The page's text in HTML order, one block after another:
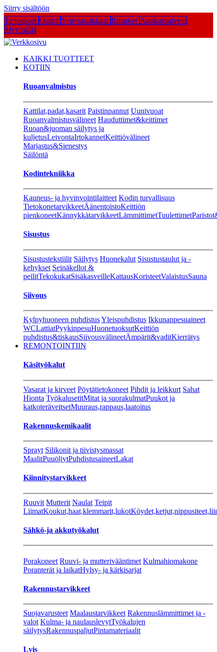
Siirry sisältöön
Tarjoukset Outlet Yritysasiakkaat Rmarket Asiakaspalvelu
Myymälät
KAIKKI TUOTTEET
KOTIIN
Ruoanvalmistus
Kattilat,padat,kasarit Paistinpannut Uunivuoat
Ruoanvalmistusvälineet Hauduttimet&keittimet
Ruoan&juoman säilytys ja
kuljetusLeivontaIrtokannetKeittiövälineet
Marjastus&Sienestys
Säilöntä
Kodintekniikka
Kauneus- ja hyvinvointilaitteet Kodin turvallisuus
TietokonetarvikkeetÄänentoistoKeittiön
pienkoneetKännykkätarvikkeetLämmittimetTuulettimet
Sisustus
Sisustustekstiilit Säilytys Huonekalut Sisustustaulut ja -
kehykset Seinäkellot &
peilitTekokukatSisäkasveilleKattausKoristeetValaistusSauna
Siivous
Kylpyhuoneen puhdistusYleispuhdistus Ikkunanpesuaineet
WCLattiatPyykinpesuHuonetuoksutKeittiön
puhdistus&tiskausSiivousvälineetÄmpärit&vaditKierrätys
REMONTOINTIIN
Käsityökalut
Vasarat ja kirveet Pöytätietokoneet Pihdit ja leikkurt Sahat
Hionta TyökalusetitMitat ja suorakulmatPuukot ja
katkoteräveitsetMuuraus,rappaus,laatoitus
Rakennuskemikaalit
Sprayt Silikonit ja tiivistysmassat
MaalitPuuöljytPuhdistusaineetLakat
Kiinnitystarvikkeet
Ruuvit Mutterit Naulat Teipit
LiimatKoukut,haat,klemmarit,lukot
Sähkö-ja akkutyökalut
Porakoneet Ruuvi- ja mutterivääntimet Kulmahiomakone
Poranterät ja laikatHylsy- ja kärkisarjat
Rakennustarvikkeet
Suojavarusteet Maalaustarvikkeet Rakennuslämmittimet ja -
valot Kulma- ja naulauslevytTyökalujen
säilytysRakennuspaljutPintamateriaalit
Lvis